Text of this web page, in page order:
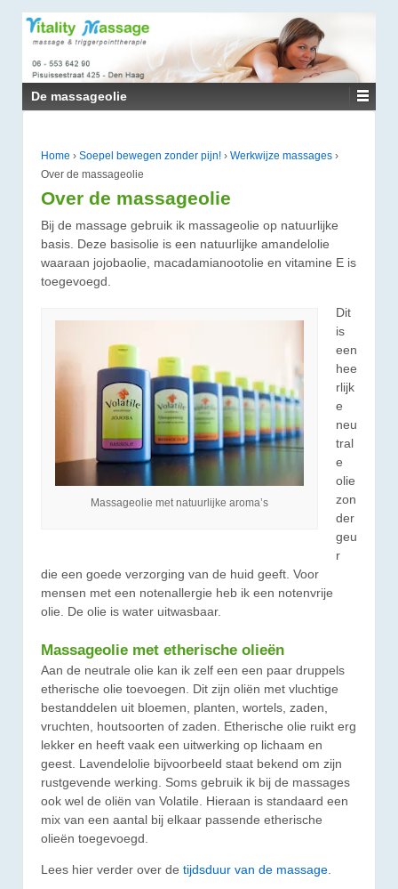
↓
DOORGAAN
HOOFDINHOUD
De massageolie
Home › Soepel bewegen zonder pijn! › Werkwijze massages ›
Over de massageolie
Over de massageolie
Bij de massage gebruik ik massageolie op natuurlijke
basis. Deze basisolie is een natuurlijke amandelolie
waaraan jojobaolie, macadamianootolie en vitamine E is
toegevoegd.
Massageolie met natuurlijke aroma’s
Dit
is
een
hee
rlijk
e
neu
tral
e
olie
zon
der
geu
r
die een goede verzorging van de huid geeft. Voor
mensen met een notenallergie heb ik een notenvrije
olie. De olie is water uitwasbaar.
Massageolie met etherische olieën
Aan de neutrale olie kan ik zelf een een paar druppels
etherische olie toevoegen. Dit zijn oliën met vluchtige
bestanddelen uit bloemen, planten, wortels, zaden,
vruchten, houtsoorten of zaden. Etherische olie ruikt erg
lekker en heeft vaak een uitwerking op lichaam en
geest. Lavendelolie bijvoorbeeld staat bekend om zijn
rustgevende werking. Soms gebruik ik bij de massages
ook wel de oliën van Volatile. Hieraan is standaard een
mix van een aantal bij elkaar passende etherische
olieën toegevoegd.
Lees hier verder over de tijdsduur van de massage